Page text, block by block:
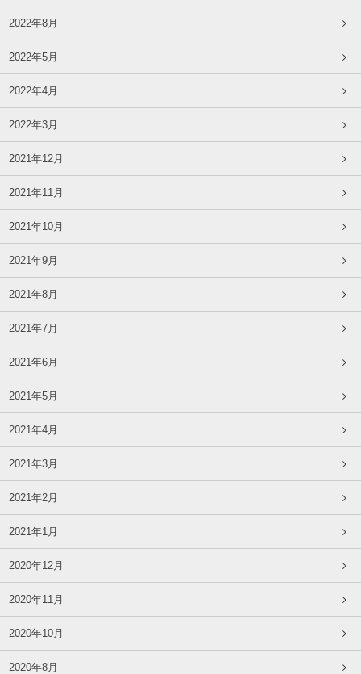
2022年8月
2022年5月
2022年4月
2022年3月
2021年12月
2021年11月
2021年10月
2021年9月
2021年8月
2021年7月
2021年6月
2021年5月
2021年4月
2021年3月
2021年2月
2021年1月
2020年12月
2020年11月
2020年10月
2020年8月